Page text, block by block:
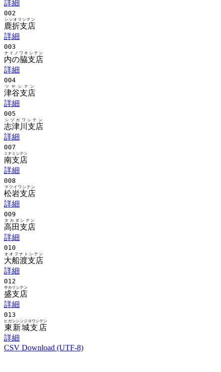
詳細
002
鹿折支店
シシオリシテン
詳細
003
内の脇支店
ナイノワキシテン
詳細
004
津谷支店
ツヤシテン
詳細
005
志津川支店
シヅガワシテン
詳細
007
南支店
ミナミシテン
詳細
008
松岩支店
マツイワシテン
詳細
009
高田支店
タカダシテン
詳細
010
大船渡支店
オオフナトシテン
詳細
012
盛支店
サカリシテン
詳細
013
東新城支店
ヒガシシンジヨウシテン
詳細
CSV Download (UTF-8)